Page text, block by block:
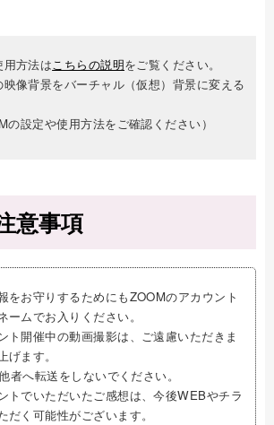
方法はこちらの説明をご覧ください。
像背景をバーチャル（仮想）背景に変える
の設定や使用方法をご確認ください）
意事項
をお守りするためにもZOOMのアカウント
ームでお入りください。
ト開催中の動画撮影は、ご遠慮いただきま
ます。
者へ転送をしないでください。
トでいただいたご感想は、今後WEBやチラ
だく可能性がございます。